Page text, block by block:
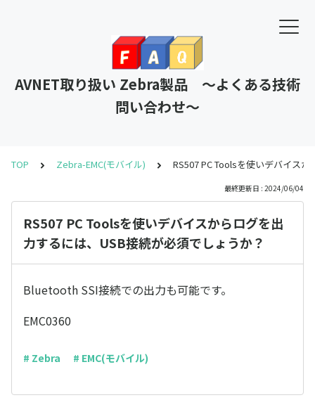
AVNET取り扱い Zebra製品 ～よくある技術
問い合わせ～
TOP Zebra-EMC(モバイル) RS507 PC Toolsを使いデバイス
最終更新日 : 2024/06/04
RS507 PC Toolsを使いデバイスからログを出
力するには、USB接続が必須でしょうか？
Bluetooth SSI接続での出力も可能です。
EMC0360
# Zebra # EMC(モバイル)